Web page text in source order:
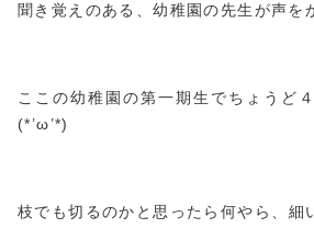
聞き覚えのある、幼稚園の先生が声を
ここの幼稚園の第一期生でちょうど
(*’ω’*)
枝でも切るのかと思ったら何やら、細